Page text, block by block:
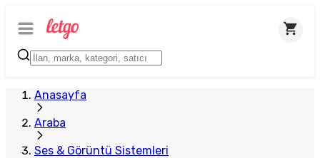
Anasayfa
Araba
Ses & Görüntü Sistemleri